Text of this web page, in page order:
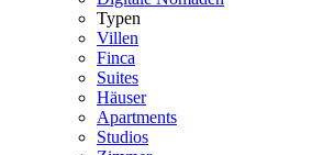
Typen
Villen
Finca
Suites
Häuser
Apartments
Studios